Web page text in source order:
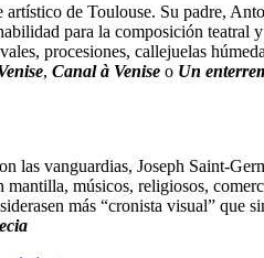
de Toulouse. Su padre,
para la composición
procesiones, callejuelas
, Canal à Venise o Un
las vanguardias, Joseph Saint-
músicos, religiosos,
más “cronista visual” que